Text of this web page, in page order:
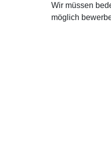
Wir müssen
möglich